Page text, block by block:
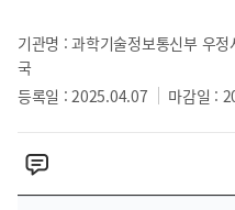
기관명 : 과학기술정보통신부 우
국
등록일 : 2025.04.07
마감일 :